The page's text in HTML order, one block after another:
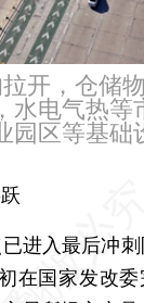
开，仓储
水电气热等
园区等基础
进入最后冲刺
在国家发改